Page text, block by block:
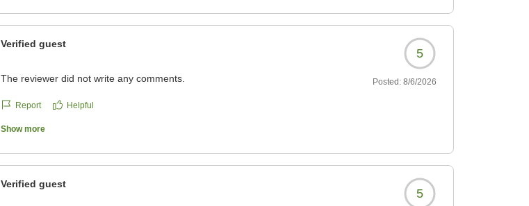
https://review.travel.rakuten.co.jp/hotel/voice/108993?
reviewId=33123478554553
Verified guest
5
The reviewer did not write any comments. Posted: 8/6/2026
Report Helpful
Show more
Verified guest
5